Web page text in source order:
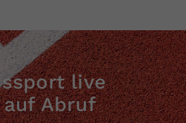
live
Abruf